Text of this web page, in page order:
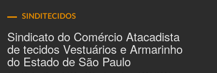
SINDITECIDOS
Sindicato do Comércio Atacadista
de tecidos Vestuários e Armarinho
do Estado de São Paulo